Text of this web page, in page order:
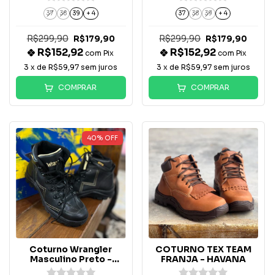
37 38 39 + 4
R$299,90 R$179,90
R$152,92com Pix
3 x deR$59,97 sem juros
COMPRAR
37 38 39 + 4
R$299,90 R$179,90
R$152,92 com Pix
3 x de R$59,97 sem juros
COMPRAR
40% OFF
Coturno Wrangler
Masculino Preto -
WM91TN
COTURNO TEX TEAM
FRANJA - HAVANA